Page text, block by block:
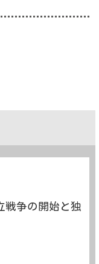
戦争の開始と独